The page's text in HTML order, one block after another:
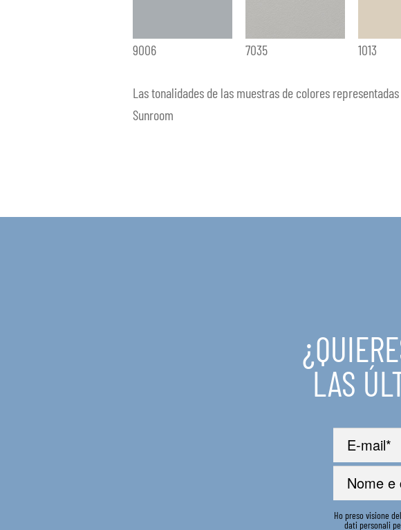
9006 7035 1013
Las tonalidades de las muestras de colores
Sunroom
LAS
Ho preso visione
dati personali